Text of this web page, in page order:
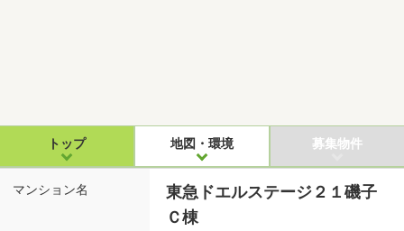
トップ 地図・環境 募集物件
マンション名
東急ドエルステージ２１磯子
Ｃ棟